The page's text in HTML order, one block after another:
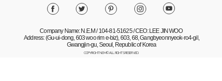
Company Name: N.E.M / 104-81-51625 / CEO: LEE JIN WOO
Address: (Gu-ui-dong, 603 woo rim e-biz), 603, 68, Gangbyeonnyeok-ro4-gil,
Gwangjin-gu, Seoul, Republic of Korea
COPYRIGHT NEM© ALL RIGHTS RESERVED.